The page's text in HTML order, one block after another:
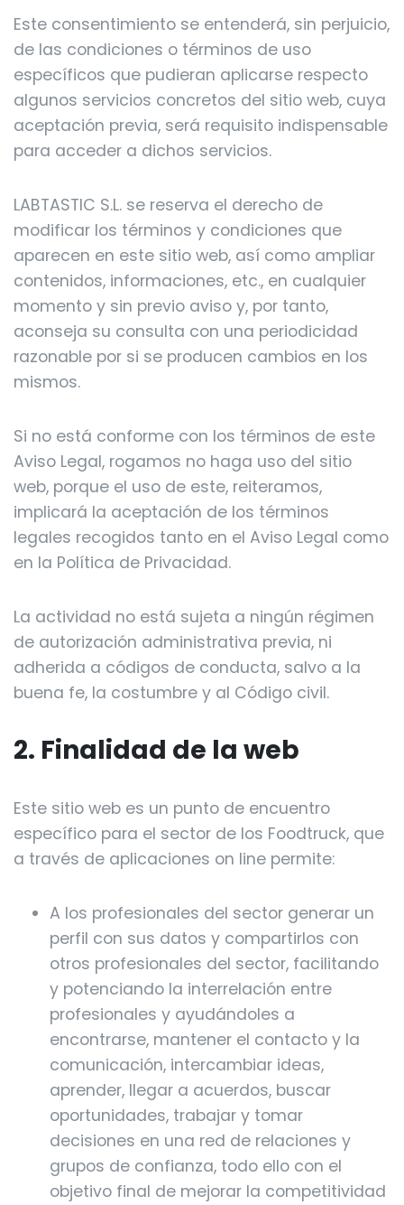
Este consentimiento se entenderá, sin perjuicio,
de las condiciones o términos de uso
específicos que pudieran aplicarse respecto
algunos servicios concretos del sitio web, cuya
aceptación previa, será requisito indispensable
para acceder a dichos servicios.
LABTASTIC S.L. se reserva el derecho de
modificar los términos y condiciones que
aparecen en este sitio web, así como ampliar
contenidos, informaciones, etc., en cualquier
momento y sin previo aviso y, por tanto,
aconseja su consulta con una periodicidad
razonable por si se producen cambios en los
mismos.
Si no está conforme con los términos de este
Aviso Legal, rogamos no haga uso del sitio
web, porque el uso de este, reiteramos,
implicará la aceptación de los términos
legales recogidos tanto en el Aviso Legal como
en la Política de Privacidad.
La actividad no está sujeta a ningún régimen
de autorización administrativa previa, ni
adherida a códigos de conducta, salvo a la
buena fe, la costumbre y al Código civil.
2. Finalidad de la web
Este sitio web es un punto de encuentro
específico para el sector de los Foodtruck, que
a través de aplicaciones on line permite:
A los profesionales del sector generar un
perfil con sus datos y compartirlos con
otros profesionales del sector, facilitando
y potenciando la interrelación entre
profesionales y ayudándoles a
encontrarse, mantener el contacto y la
comunicación, intercambiar ideas,
aprender, llegar a acuerdos, buscar
oportunidades, trabajar y tomar
decisiones en una red de relaciones y
grupos de confianza, todo ello con el
objetivo final de mejorar la competitividad